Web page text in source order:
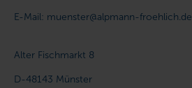
E-Mail: muenster@alpmann-froehlich.de
Alter Fischmarkt 8
D-48143 Münster